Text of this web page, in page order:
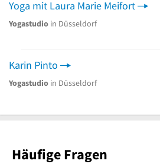
Yoga mit Laura Marie Meifort
Yogastudio in Düsseldorf
Karin Pinto
Yogastudio in Düsseldorf
Häufige Fragen